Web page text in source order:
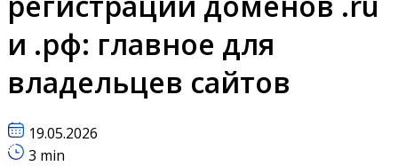
и .рф: главное для
владельцев сайтов
19.05.2026
3 min